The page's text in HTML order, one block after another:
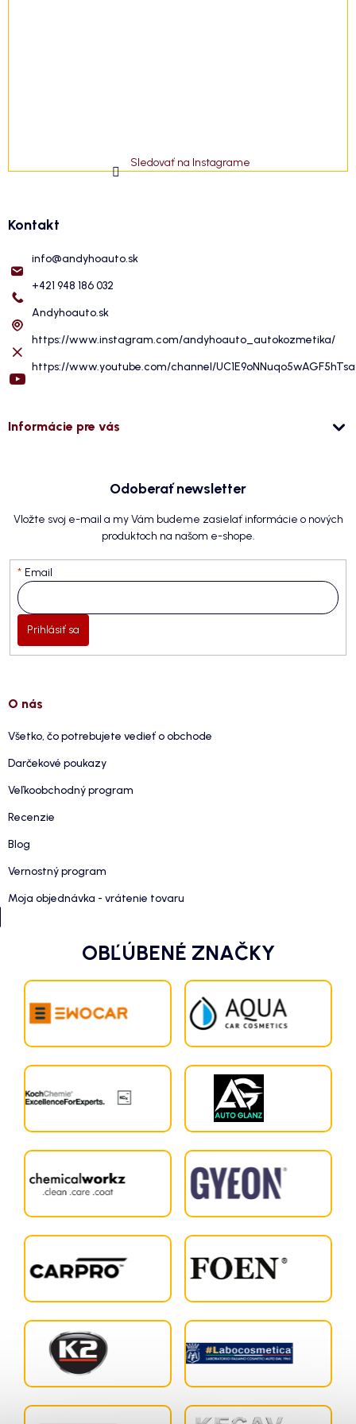
Sledovať na Instagrame
Kontakt
info@andyhoauto.sk
+421 948 186 032
Andyhoauto.sk
https://www.instagram.com/andyhoauto_autokozmetika/
https://www.youtube.com/channel/
Informácie pre vás
Odoberať newsletter
Vložte svoj e-mail a my Vám budeme zasielať informácie o nových
produktoch na našom e-shope.
Email
Prihlásiť sa
O nás
Všetko, čo potrebujete vedieť o obchode
Darčekové poukazy
Veľkoobchodný program
Recenzie
Blog
Vernostný program
Moja objednávka - vrátenie tovaru
OBĽÚBENÉ ZNAČKY